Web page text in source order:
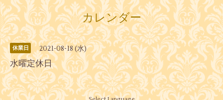
カレンダー
休業日 2021-08-18 (水)
水曜定休日